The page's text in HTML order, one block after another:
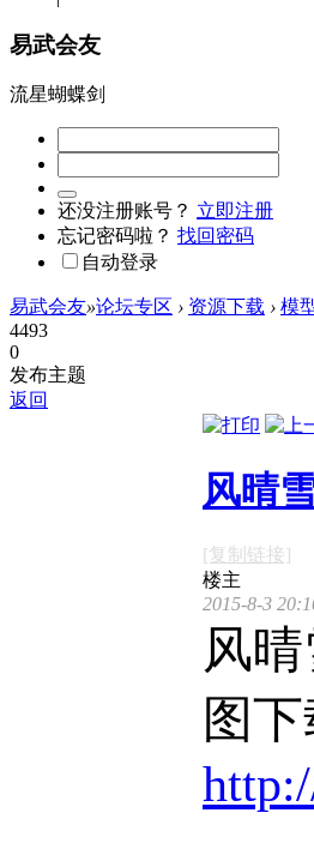
易武会友
流星蝴蝶剑
还没注册账号？ 立即注册
忘记密码啦？ 找回密码
自动登录
易武会友»论坛专区 › 资源下载 › 模
4493
0
发布主题
返回
风晴
[复制链接]
楼主
2015-8-3
风
图